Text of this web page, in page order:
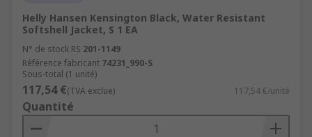
Helly Hansen Kensington Black, Water Resistant
Softshell Jacket, S 1 EA
N° de stock RS 201-1149
Référence fabricant 74231_990-S
Sous-total (1 unité)
117,54 €(TVA exclue) 117,54 €/unité
Quantité